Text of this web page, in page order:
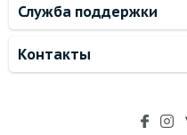
Служба поддержки
Контакты